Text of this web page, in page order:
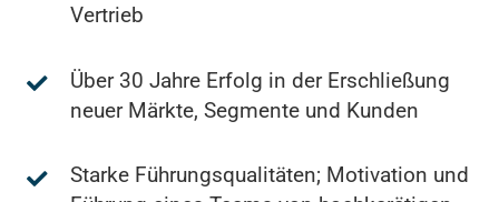
Vertrieb
Über 30 Jahre Erfolg in der Erschließung
neuer Märkte, Segmente und Kunden
Starke Führungsqualitäten; Motivation und